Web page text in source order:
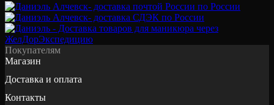
Покупателям
Магазин
Доставка и оплата
Контакты